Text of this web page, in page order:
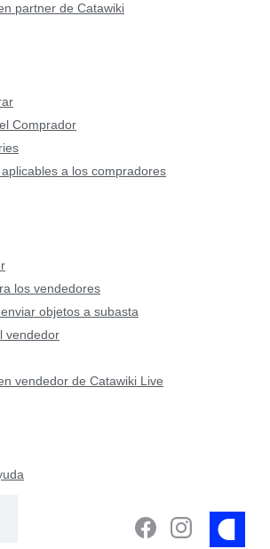
partner de Catawiki
Comprador
a los compradores
los vendedores
objetos a subasta
vendedor
vendedor de Catawiki Live